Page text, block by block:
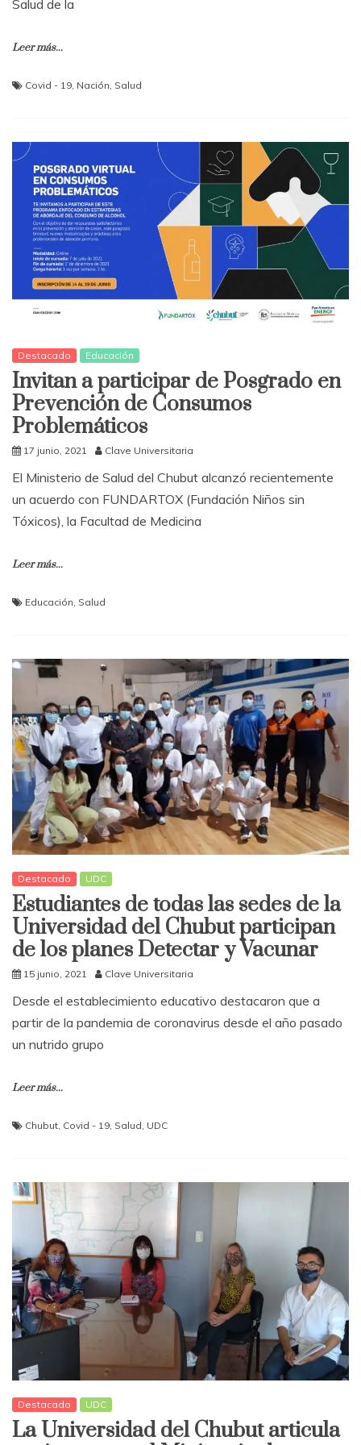
Salud de la
Leer más...
Covid - 19, Nación, Salud
Destacado Educación
Invitan a participar de Posgrado en
Prevención de Consumos
Problemáticos
17 junio, 2021 Clave Universitaria
El Ministerio de Salud del Chubut alcanzó recientemente
un acuerdo con FUNDARTOX (Fundación Niños sin
Tóxicos), la Facultad de Medicina
Leer más...
Educación, Salud
Destacado UDC
Estudiantes de todas las sedes de la
Universidad del Chubut participan
de los planes Detectar y Vacunar
15 junio, 2021 Clave Universitaria
Desde el establecimiento educativo destacaron que a
partir de la pandemia de coronavirus desde el año pasado
un nutrido grupo
Leer más...
Chubut Covid - 19 Salud UDC
Destacado UDC
La Universidad del Chubut articula